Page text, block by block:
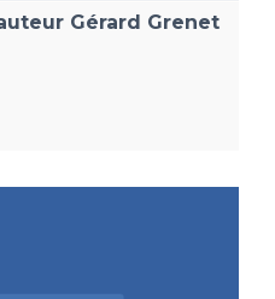
Gérard Grenet